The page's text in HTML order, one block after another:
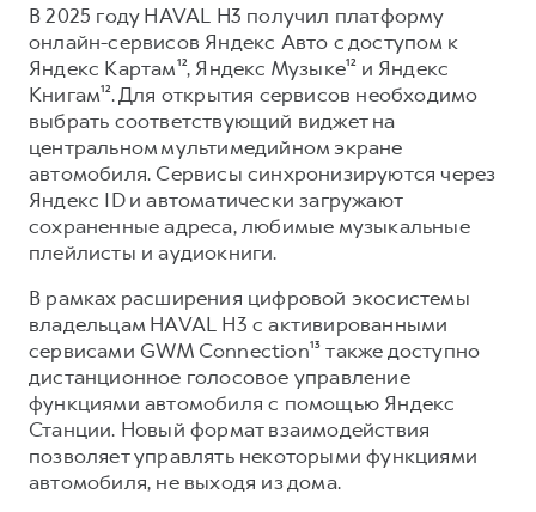
В 2025 году HAVAL H3 получил платформу
онлайн-сервисов Яндекс Авто с доступом к
Яндекс Картам¹², Яндекс Музыке¹² и Яндекс
Книгам¹². Для открытия сервисов необходимо
выбрать соответствующий виджет на
центральном мультимедийном экране
автомобиля. Сервисы синхронизируются через
Яндекс ID и автоматически загружают
сохраненные адреса, любимые музыкальные
плейлисты и аудиокниги.
В рамках расширения цифровой экосистемы
владельцам HAVAL H3 с активированными
сервисами GWM Connection¹³ также доступно
дистанционное голосовое управление
функциями автомобиля с помощью Яндекс
Станции. Новый формат взаимодействия
позволяет управлять некоторыми функциями
автомобиля, не выходя из дома.